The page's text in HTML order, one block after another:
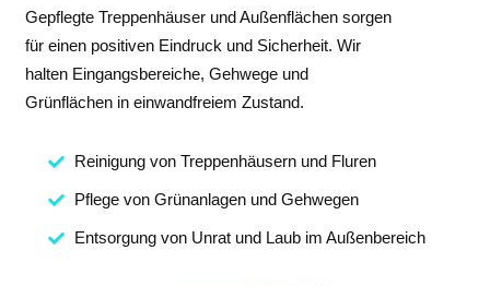
Gepflegte Treppenhäuser und Außenflächen sorgen
für einen positiven Eindruck und Sicherheit. Wir
halten Eingangsbereiche, Gehwege und
Grünflächen in einwandfreiem Zustand.
Reinigung von Treppenhäusern und Fluren
Pflege von Grünanlagen und Gehwegen
Entsorgung von Unrat und Laub im Außenbereich